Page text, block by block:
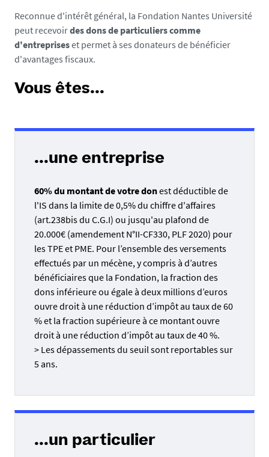
Reconnue d'intérêt général, la Fondation Nantes Université
peut recevoirdes dons de particuliers comme
d'entrepriseset permet à ses donateurs de bénéficier
d'avantages fiscaux.
Vous êtes...
...une entreprise
60% du montant de votre donest déductible de
l'IS dans la limite de 0,5% du chiffre d'affaires
(art.238bis du C.G.I) ou jusqu'au plafond de
20.000€ (amendement N°II-CF330, PLF 2020) pour
les TPE et PME. Pour l’ensemble des versements
effectués par un mécène, y compris à d’autres
bénéficiaires que la Fondation, la fraction des
dons inférieure ou égale à deux millions d’euros
ouvre droit à une réduction d’impôt au taux de 60
% et la fraction supérieure à ce montant ouvre
droit à une réduction d’impôt au taux de 40 %.
> Les dépassements du seuil sont reportables sur
5 ans.
...un particulier